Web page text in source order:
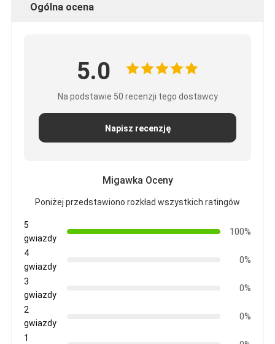
Ogólna ocena
5.0
Na podstawie 50 recenzji tego dostawcy
Napisz recenzję
Migawka Oceny
Poniżej przedstawiono rozkład wszystkich ratingów
5
gwiazdy
100%
4
gwiazdy
0%
3
gwiazdy
0%
2
gwiazdy
0%
1